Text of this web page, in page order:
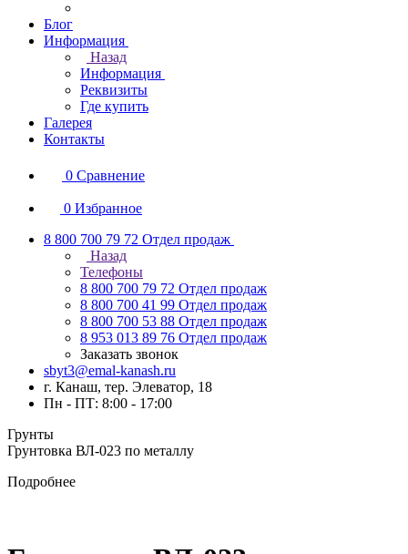
Блог
Информация
Назад
Информация
Реквизиты
Где купить
Галерея
Контакты
0 Сравнение
0 Избранное
8 800 700 79 72 Отдел продаж
Назад
Телефоны
8 800 700 79 72 Отдел продаж
8 800 700 41 99 Отдел продаж
8 800 700 53 88 Отдел продаж
8 953 013 89 76 Отдел продаж
Заказать звонок
sbyt3@emal-kanash.ru
г. Канаш, тер. Элеватор, 18
Пн - ПТ: 8:00 - 17:00
Грунты
Грунтовка ВЛ-023 по металлу
Подробнее